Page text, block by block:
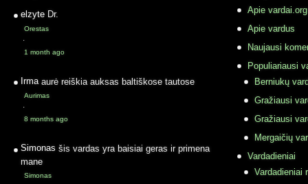
elzyte Dr.
Orestas
·
1 month ago
Irma aurė reiškia auksas baltiškose tautose
Aurimas
·
8 months ago
Simonas šis vardas yra baisiai geras ir primena
mane
Simonas
Apie vardai.org
Apie vardus
Naujausi
Populiariausi
Berniukų
Gražiausi
Gražiausi
Mergaičių
Vardadieniai
Vardadieniai